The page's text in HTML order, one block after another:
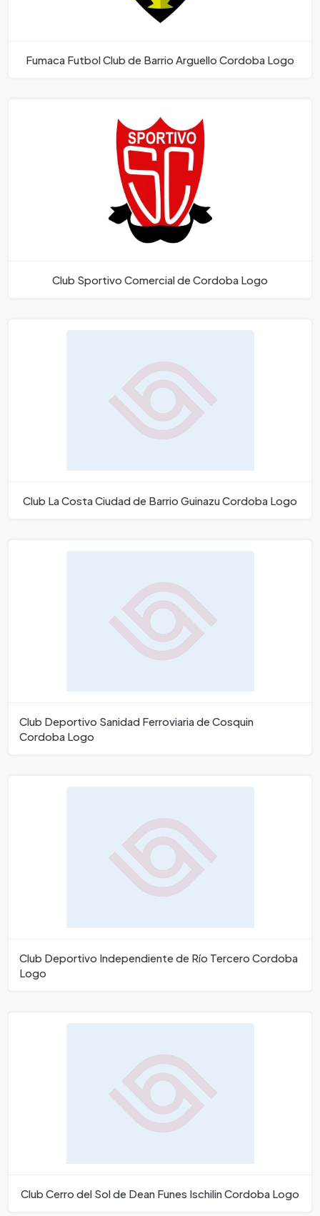
Fumaca Futbol Club de Barrio Arguello Cordoba Logo
Club Sportivo Comercial de Cordoba Logo
Club La Costa Ciudad de Barrio Guinazu Cordoba Logo
Club Deportivo Sanidad Ferroviaria de Cosquin
Cordoba Logo
Club Deportivo Independiente de Río Tercero Cordoba
Logo
Club Cerro del Sol de Dean Funes Ischilin Cordoba Logo